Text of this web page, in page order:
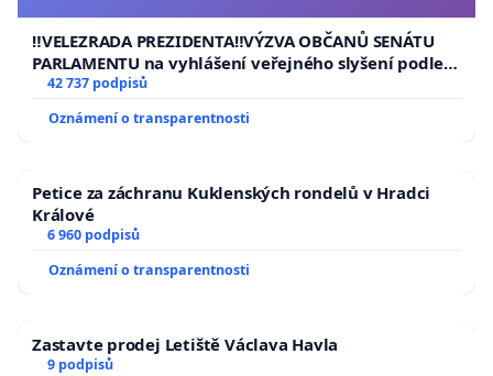
republiky
‼️VELEZRADA PREZIDENTA‼️VÝZVA OBČANŮ SENÁTU
PARLAMENTU na vyhlášení veřejného slyšení podle §
144 jednacího řádu Senátu k návrhu na přijetí
usnesení k podání ústavní žaloby na prezidenta
republiky
42 737 podpisů
Oznámení o transparentnosti
Petice za záchranu Kuklenských rondelů v Hradci
Králové
6 960 podpisů
Oznámení o transparentnosti
Zastavte prodej Letiště Václava Havla
9 podpisů